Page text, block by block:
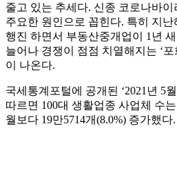
줄고 있는 추세다. 신종 코로나바
주요한 원인으로 꼽힌다. 특히 지
행진 하면서 부동산중개업이 1년
늘어나 경쟁이 점점 치열해지는 ‘
이 나온다.
국세통계포털에 공개된 ‘2021년 5
따르면 100대 생활업종 사업체 수
월보다 19만5714개(8.0%) 증가했다.